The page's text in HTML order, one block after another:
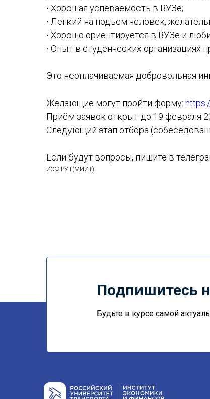
∙ Хорошая успеваемость в ВУЗе;
∙ Легкий на подъем человек,
∙ Хорошо ориентируется в ВУЗе и
∙ Опыт в студенческих организациях
Это неоплачиваемая добровольная
Желающие могут пройти форму:
Приём заявок открыт до 19 февраля
Следующий этап отбора
Если будут вопросы, пишите в
ИЭФ РУТ(МИИТ)
Подпишитесь
Будьте в курсе самой